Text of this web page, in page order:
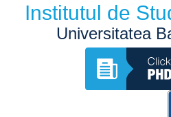
Institutul de
Universitatea